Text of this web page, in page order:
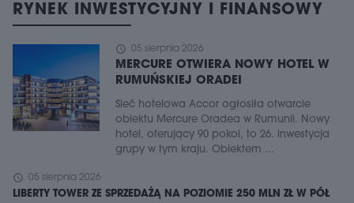
RYNEK INWESTYCYJNY I FINANSOWY
schedule 05 sierpnia 2026
MERCURE OTWIERA NOWY HOTEL W
RUMUŃSKIEJ ORADEI
Sieć hotelowa Accor ogłosiła otwarcie
obiektu Mercure Oradea w Rumunii. Nowy
hotel, oferujący 90 pokoi, to 26. inwestycja
grupy w tym kraju. Obiektem ...
schedule 05 sierpnia 2026
LIBERTY TOWER ZE SPRZEDAŻĄ NA POZIOMIE 250 MLN ZŁ W PÓŁ